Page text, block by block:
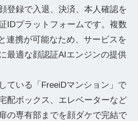
登録で入退、決済、本人確認を
IDプラットフォームです。複数
連携が可能なため、サービスを
最適な顔認証AIエンジンの提供
ている「FreeiDマンション」で
配ボックス、エレベーターなど
の専有部までを顔ダケで完結で